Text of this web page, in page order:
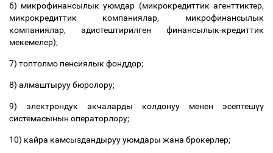
6) микрофинансылык уюмдар (микрокредиттик агенттиктер,
микрокредиттик компаниялар, микрофинансылык
компаниялар, адистештирилген финансылык-кредиттик
мекемелер);
7) топтолмо пенсиялык фонддор;
8) алмаштыруу бюролору;
9) электрондук акчаларды колдонуу менен эсептешүү
системасынын операторлору;
10) кайра камсыздандыруу уюмдары жана брокерлер;